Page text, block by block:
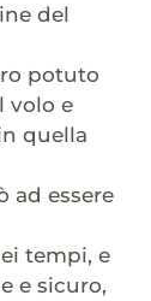
del
potuto
volo e
quella
ad essere
tempi, e
e sicuro,